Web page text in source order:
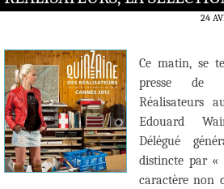
24
Ce matin, se
presse de
Réalisateurs
Edouard
Délégué
distincte par «
caractère non